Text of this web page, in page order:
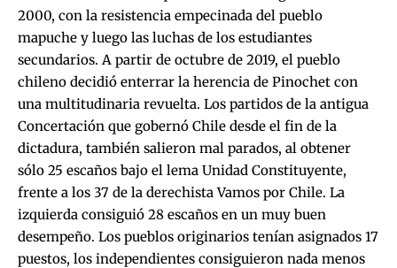
2000, con la resistencia empecinada del pueblo
mapuche y luego las luchas de los estudiantes
secundarios. A partir de octubre de 2019, el pueblo
chileno decidió enterrar la herencia de Pinochet con
una multitudinaria revuelta. Los partidos de la antigua
Concertación que gobernó Chile desde el fin de la
dictadura, también salieron mal parados, al obtener
sólo 25 escaños bajo el lema Unidad Constituyente,
frente a los 37 de la derechista Vamos por Chile. La
izquierda consiguió 28 escaños en un muy buen
desempeño. Los pueblos originarios tenían asignados 17
puestos, los independientes consiguieron nada menos